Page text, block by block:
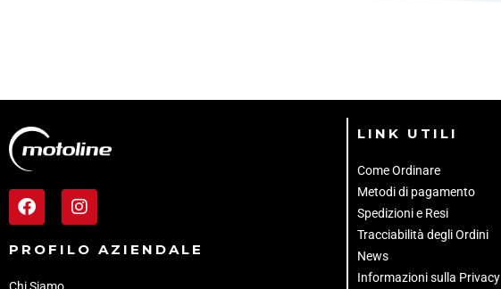
PROFILO AZIENDALE
LINK UTILI
Come Ordinare
Metodi di pagamento
Spedizioni e Resi
Tracciabilità degli Ordini
News
Informazioni sulla Privacy